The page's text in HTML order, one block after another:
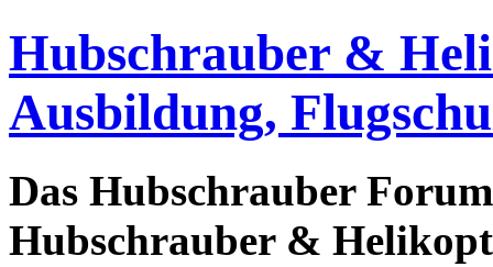
Hubschrauber &
Ausbildung,
Das Hubschrauber
Hubschrauber &